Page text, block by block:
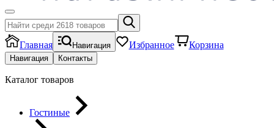
Главная Навигация Избранное Корзина
Навигация Контакты
Каталог товаров
Гостиные